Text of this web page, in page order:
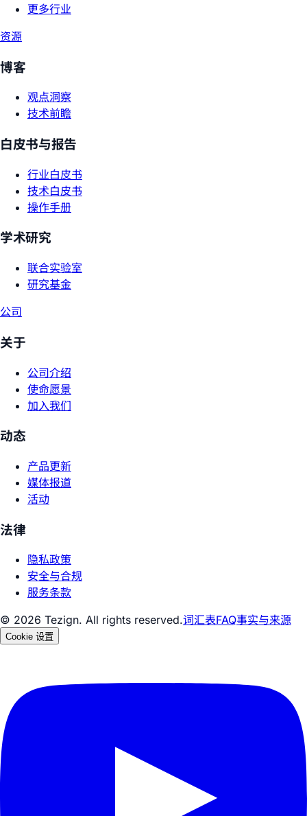
更多行业
资源
博客
观点洞察
技术前瞻
白皮书与报告
行业白皮书
技术白皮书
操作手册
学术研究
联合实验室
研究基金
公司
关于
公司介绍
使命愿景
加入我们
动态
产品更新
媒体报道
活动
法律
隐私政策
安全与合规
服务条款
© 2026 Tezign. All rights reserved.词汇表FAQ事实与来源
Cookie 设置